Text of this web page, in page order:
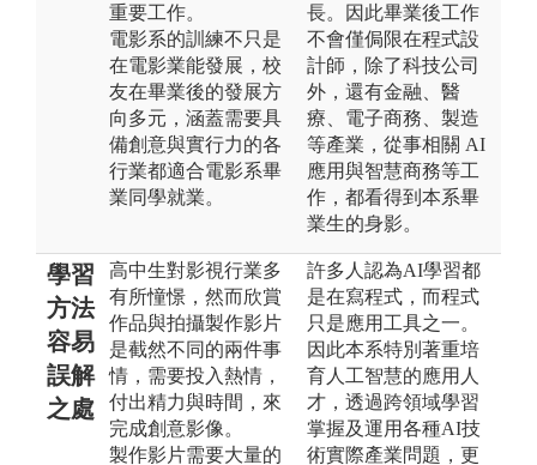
重要工作。
電影系的訓練不只是
在電影業能發展，校
友在畢業後的發展方
向多元，涵蓋需要具
備創意與實行力的各
行業都適合電影系畢
業同學就業。
長。因此畢業後工作
不會僅侷限在程式設
計師，除了科技公司
外，還有金融、醫
療、電子商務、製造
等產業，從事相關 AI
應用與智慧商務等工
作，都看得到本系畢
業生的身影。
學習
方法
容易
誤解
之處
高中生對影視行業多
有所憧憬，然而欣賞
作品與拍攝製作影片
是截然不同的兩件事
情，需要投入熱情，
付出精力與時間，來
完成創意影像。
製作影片需要大量的
許多人認為AI學習都
是在寫程式，而程式
只是應用工具之一。
因此本系特別著重培
育人工智慧的應用人
才，透過跨領域學習
掌握及運用各種AI技
術實際產業問題，更